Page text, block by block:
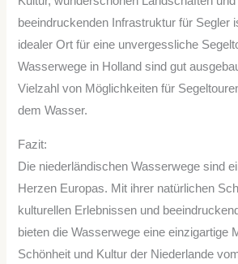
beeindruckenden Infrastruktur für Segler
idealer Ort für eine unvergessliche
Wasserwege in Holland sind gut
Vielzahl von Möglichkeiten für
dem Wasser.
Fazit:
Die niederländischen Wasserwege sind
Herzen Europas. Mit ihrer natürlichen
kulturellen Erlebnissen und
bieten die Wasserwege eine einzigartige
Schönheit und Kultur der Niederlande